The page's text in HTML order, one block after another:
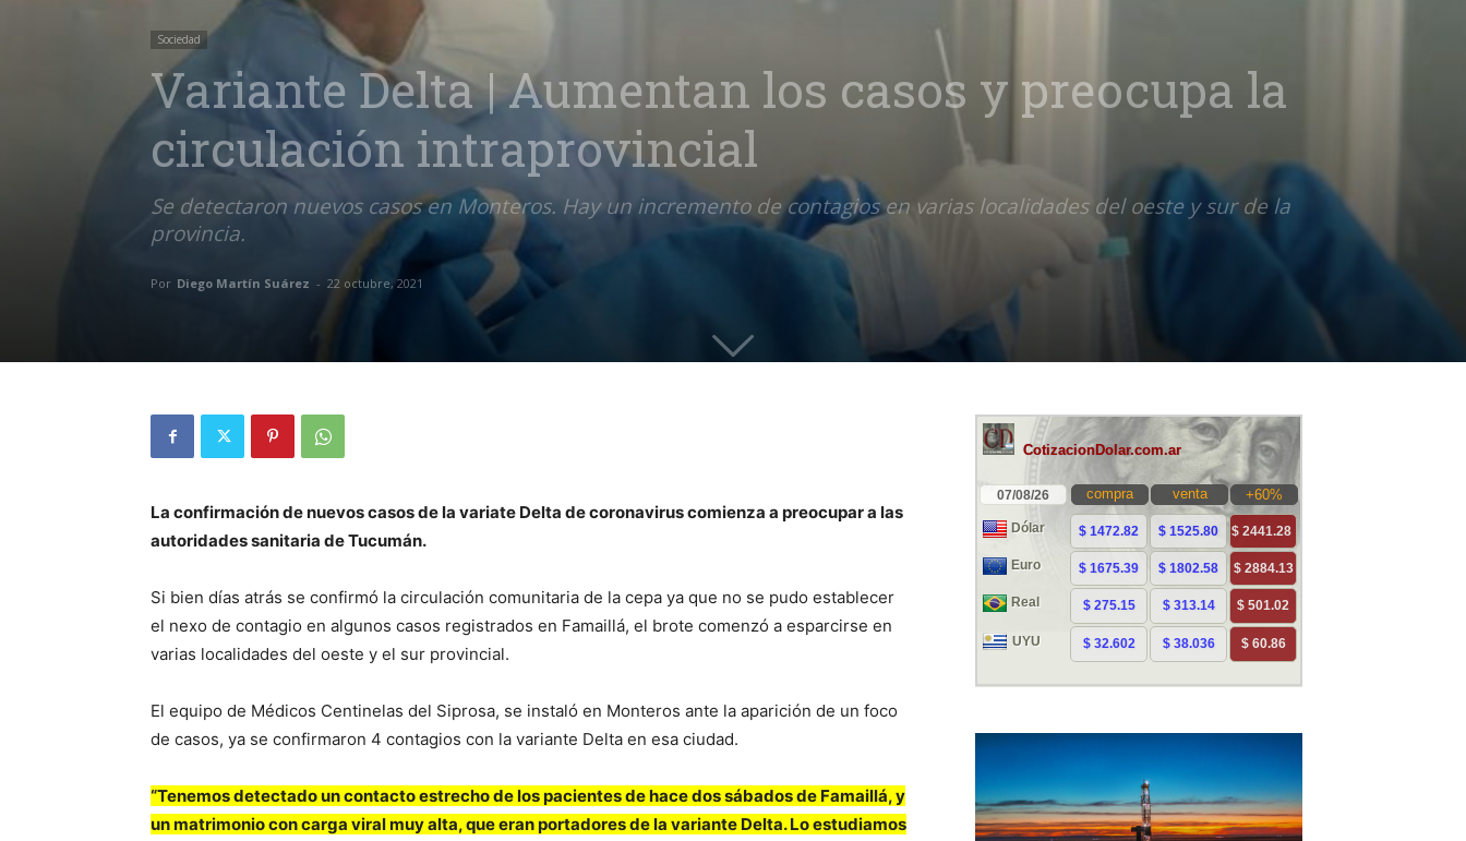
Sociedad
Variante Delta | Aumentan los casos y preocupa la
circulación intraprovincial
Se detectaron nuevos casos en Monteros. Hay un incremento de contagios en varias localidades del oeste y sur de la
provincia.
Por Diego Martín Suárez - 22 octubre, 2021
La confirmación de nuevos casos de la variate Delta de coronavirus comienza a preocupar a las
autoridades sanitaria de Tucumán.
Si bien días atrás se confirmó la circulación comunitaria de la cepa ya que no se pudo establecer
el nexo de contagio en algunos casos registrados en Famaillá, el brote comenzó a esparcirse en
varias localidades del oeste y el sur provincial.
El equipo de Médicos Centinelas del Siprosa, se instaló en Monteros ante la aparición de un foco
de casos, ya se confirmaron 4 contagios con la variante Delta en esa ciudad.
“Tenemos detectado un contacto estrecho de los pacientes de hace dos sábados de Famaillá, y
un matrimonio con carga viral muy alta, que eran portadores de la variante Delta. Lo estudiamos